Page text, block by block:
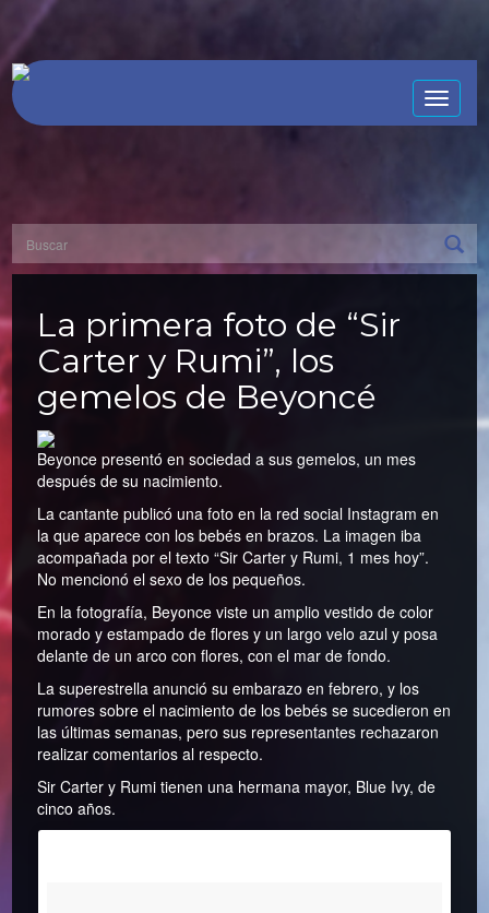
Toggle
La primera foto de “Sir
Carter y Rumi”, los
gemelos de Beyoncé
Beyonce presentó en sociedad a sus gemelos, un mes
después de su nacimiento.
La cantante publicó una foto en la red social Instagram en
la que aparece con los bebés en brazos. La imagen iba
acompañada por el texto “Sir Carter y Rumi, 1 mes hoy”.
No mencionó el sexo de los pequeños.
En la fotografía, Beyonce viste un amplio vestido de color
morado y estampado de flores y un largo velo azul y posa
delante de un arco con flores, con el mar de fondo.
La superestrella anunció su embarazo en febrero, y los
rumores sobre el nacimiento de los bebés se sucedieron en
las últimas semanas, pero sus representantes rechazaron
realizar comentarios al respecto.
Sir Carter y Rumi tienen una hermana mayor, Blue Ivy, de
cinco años.